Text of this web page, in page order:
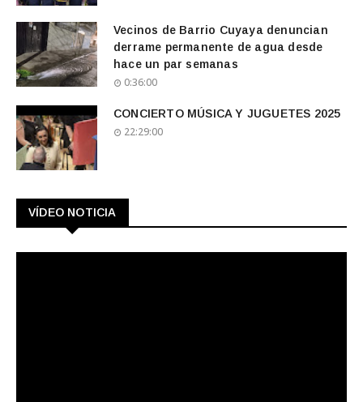
Vecinos de Barrio Cuyaya denuncian
derrame permanente de agua desde
hace un par semanas
0:36:00
CONCIERTO MÚSICA Y JUGUETES 2025
22:29:00
VÍDEO NOTICIA